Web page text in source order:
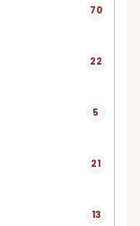
70
22
5
21
13